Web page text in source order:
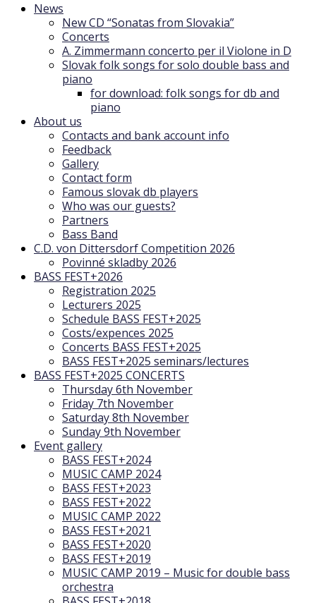
News
New CD “Sonatas from Slovakia”
Concerts
A. Zimmermann concerto per il Violone in D
Slovak folk songs for solo double bass and
piano
for download: folk songs for db and
piano
About us
Contacts and bank account info
Feedback
Gallery
Contact form
Famous slovak db players
Who was our guests?
Partners
Bass Band
C.D. von Dittersdorf Competition 2026
Povinné skladby 2026
BASS FEST+2026
Registration 2025
Lecturers 2025
Schedule BASS FEST+2025
Costs/expences 2025
Concerts BASS FEST+2025
BASS FEST+2025 seminars/lectures
BASS FEST+2025 CONCERTS
Thursday 6th November
Friday 7th November
Saturday 8th November
Sunday 9th November
Event gallery
BASS FEST+2024
MUSIC CAMP 2024
BASS FEST+2023
BASS FEST+2022
MUSIC CAMP 2022
BASS FEST+2021
BASS FEST+2020
BASS FEST+2019
MUSIC CAMP 2019 – Music for double bass
orchestra